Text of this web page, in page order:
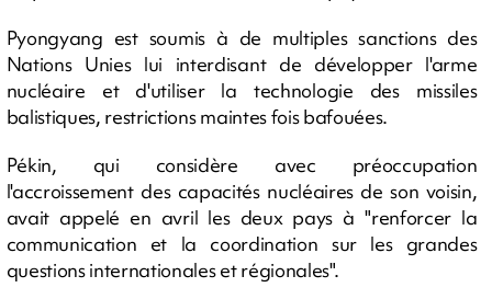
Pyongyang est soumis à de multiples sanctions des
Nations Unies lui interdisant de développer l'arme
nucléaire et d'utiliser la technologie des missiles
balistiques, restrictions maintes fois bafouées.
Pékin, qui considère avec préoccupation
l'accroissement des capacités nucléaires de son voisin,
avait appelé en avril les deux pays à "renforcer la
communication et la coordination sur les grandes
questions internationales et régionales".